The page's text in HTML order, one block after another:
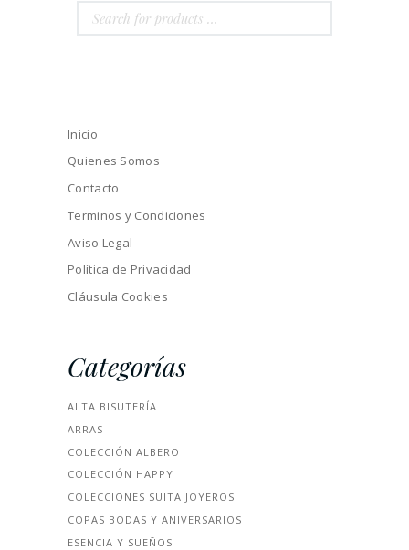
Inicio
Quienes Somos
Contacto
Terminos y Condiciones
Aviso Legal
Política de Privacidad
Cláusula Cookies
Categorías
ALTA BISUTERÍA
ARRAS
COLECCIÓN ALBERO
COLECCIÓN HAPPY
COLECCIONES SUITA JOYEROS
COPAS BODAS Y ANIVERSARIOS
ESENCIA Y SUEÑOS